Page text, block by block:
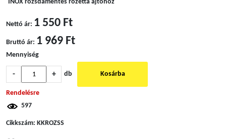
INOX rozsdamentes rozetta ajtóhoz
Nettó ár: 1 550 Ft
Bruttó ár: 1 969 Ft
Mennyiség
- + db Kosárba
Rendelésre
597
Cikkszám: KKROZSS